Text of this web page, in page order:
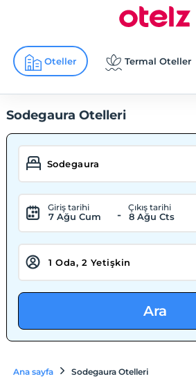
Oteller Termal Oteller
Sodegaura Otelleri
Giriş tarihi
7 Ağu Cum -
Çıkış tarihi
8 Ağu Cts
Ara
Ana sayfa Sodegaura Otelleri